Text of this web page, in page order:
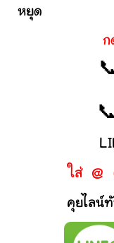
หยุด
ก
ใส่ @
คุยไลน์